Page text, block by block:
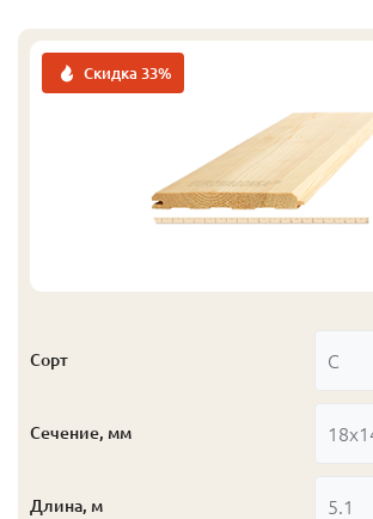
Скидка 33%
Сорт С
Сечение, мм
Длина, м 5.1